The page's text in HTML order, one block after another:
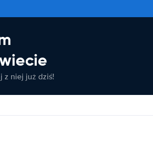
z niej już dziś!